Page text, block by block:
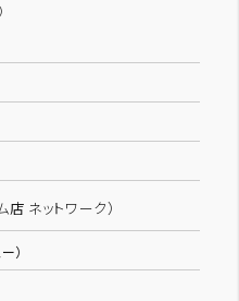
店 ネットワーク）
）